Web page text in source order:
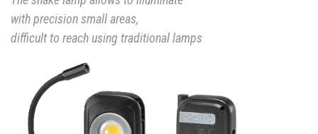
with precision small areas,
difficult to reach using traditional lamps